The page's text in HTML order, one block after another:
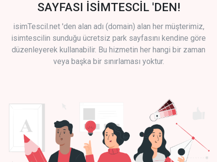
SAYFASI İSİMTESCİL 'DEN!
isimTescil.net 'den alan adı (domain) alan her müşterimiz,
isimtescilin sunduğu ücretsiz park sayfasını kendine göre
düzenleyerek kullanabilir. Bu hizmetin her hangi bir zaman
veya başka bir sınırlaması yoktur.